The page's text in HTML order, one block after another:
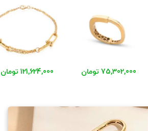
75,302,000 تومان 121,624,000 تومان